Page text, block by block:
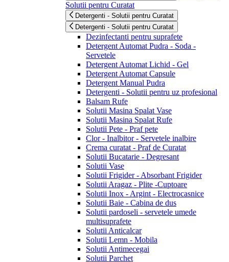
Solutii pentru Curatat
Detergenti - Solutii pentru Curatat
Detergenti - Solutii pentru Curatat
Dezinfectanti pentru suprafete
Detergent Automat Pudra - Soda -
Servetele
Detergent Automat Lichid - Gel
Detergent Automat Capsule
Detergent Manual Pudra
Detergenti - Solutii pentru uz profesional
Balsam Rufe
Solutii Masina Spalat Vase
Solutii Masina Spalat Rufe
Solutii Pete - Praf pete
Clor - Inalbitor - Servetele inalbire
Crema curatat - Praf de Curatat
Solutii Bucatarie - Degresant
Solutii Vase
Solutii Frigider - Absorbant Frigider
Solutii Aragaz - Plite -Cuptoare
Solutii Inox - Argint - Electrocasnice
Solutii Baie - Cabina de dus
Solutii pardoseli - servetele umede
multisuprafete
Solutii Anticalcar
Solutii Lemn - Mobila
Solutii Antimecegai
Solutii Parchet